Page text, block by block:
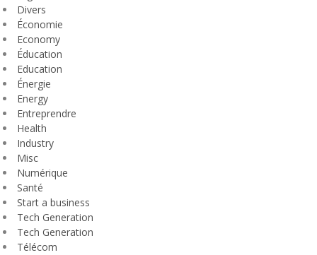
Divers
Économie
Economy
Éducation
Education
Énergie
Energy
Entreprendre
Health
Industry
Misc
Numérique
Santé
Start a business
Tech Generation
Tech Generation
Télécom